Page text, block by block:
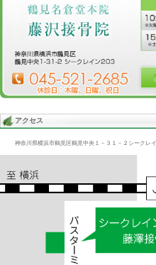
Blog記事一覧 > 未分類> 腰痛、
腰痛、首痛、肩痛/交
2017.07.11 | Category:未分類
前出のお客さん曰く若い頃と今回
2 回目の事故という
難聴になったのは最初の事故の
それは6年後の事になる。